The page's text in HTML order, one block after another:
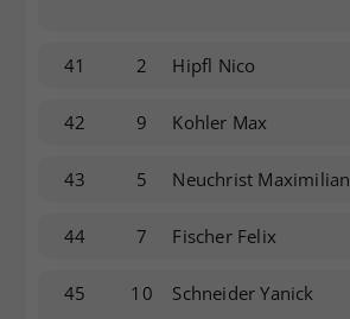
41 2 Hipfl Nico
42 9 Kohler Max
43 5 Neuchrist Maximilian
44 7 Fischer Felix
45 10 Schneider Yanick